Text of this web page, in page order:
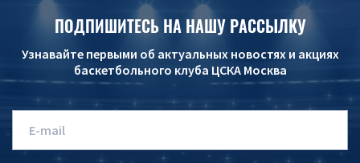
ПОДПИШИТЕСЬ НА НАШУ РАССЫЛКУ
Узнавайте первыми об актуальных новостях и акциях
баскетбольного клуба ЦСКА Москва